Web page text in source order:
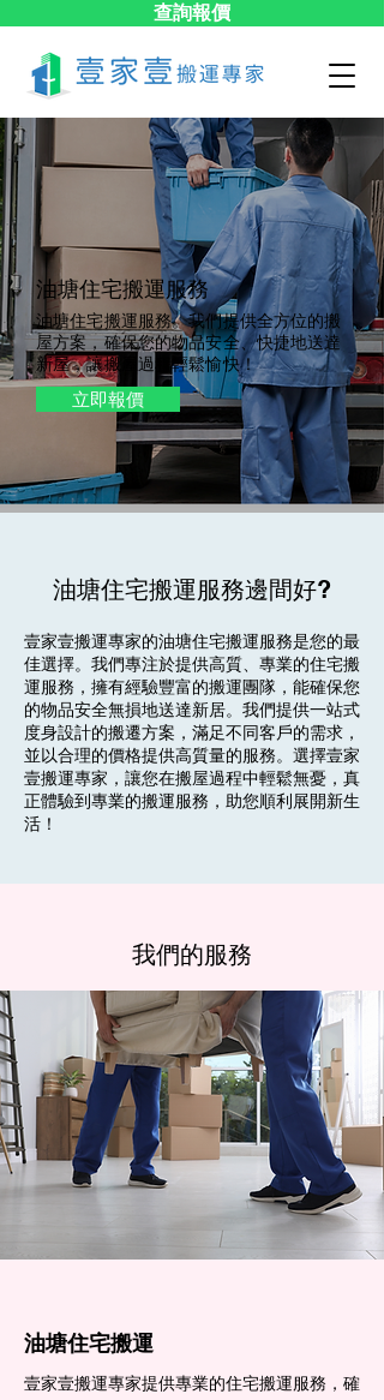
查詢報價
油塘​住宅搬運服務
油塘住宅搬運服務。我們提供全方位的搬
屋方案，確保您的物品安全、快捷地送達
新屋，讓搬屋過程輕鬆愉快！
立即報價
油塘住宅搬運服務邊間好?
壹家壹搬運專家的油塘住宅搬運服務是您的最
佳選擇。我們專注於提供高質、專業的住宅搬
運服務，擁有經驗豐富的搬運團隊，能確保您
的物品安全無損地送達新居。我們提供一站式
度身設計的搬遷方案，滿足不同客戶的需求，
並以合理的價格提供高質量的服務。選擇壹家
壹搬運專家，讓您在搬屋過程中輕鬆無憂，真
正體驗到專業的搬運服務，助您順利展開新生
活！
我們的服務
油塘住宅搬運
壹家壹搬運專家提供專業的住宅搬運服務，確